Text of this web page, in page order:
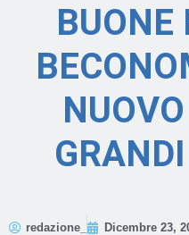
BUONE
redazione_
Dicembre 23,